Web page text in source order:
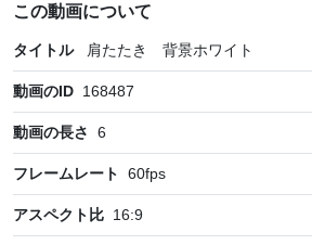
この動画について
タイトル 肩たたき 背景ホワイト
動画のID 168487
動画の長さ 6
フレームレート 60fps
アスペクト比 16:9